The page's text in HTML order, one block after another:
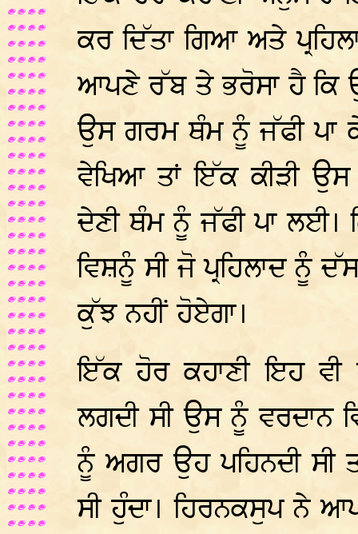
ਕਰ ਦਿੱਤਾ ਗਿਆ ਅਤੇ
ਆਪਣੇ ਰੱਬ ਤੇ ਭਰੋਸਾ ਹੈ ਕਿ
ਉਸ ਗਰਮ ਥੰਮ ਨੂੰ ਜੱਫੀ ਪਾ
ਵੇਖਿਆ ਤਾਂ ਇੱਕ ਕੀੜੀ
ਦੇਣੀ ਥੰਮ ਨੂੰ ਜੱਫੀ ਪਾ ਲਈ।
ਵਿਸ਼ਨੂੰ ਸੀ ਜੋ ਪ੍ਰਹਿਲਾਦ ਨੂੰ
ਕੁੱਝ ਨਹੀਂ ਹੋਏਗਾ।
ਇੱਕ ਹੋਰ ਕਹਾਣੀ ਇਹ ਵੀ
ਲਗਦੀ ਸੀ ਉਸ ਨੂੰ ਵਰਦਾਨ
ਨੂੰ ਅਗਰ ਉਹ ਪਹਿਨਦੀ
ਸੀ ਹੁੰਦਾ। ਹਿਰਨਕਸੁਪ ਨੇ